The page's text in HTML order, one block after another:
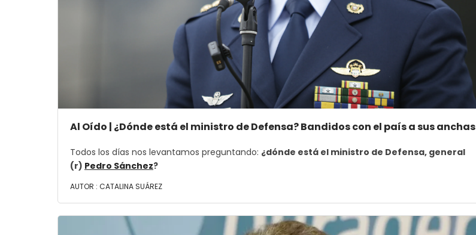
Al Oído | ¿Dónde está el ministro de Defensa? Bandidos con el país a sus anchas
Todos los días nos levantamos preguntando: ¿dónde está el ministro de Defensa, general
(r) Pedro Sánchez?
AUTOR : CATALINA SUÁREZ